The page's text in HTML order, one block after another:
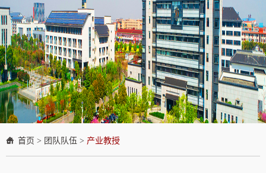
首页 > 团队队伍 > 产业教授